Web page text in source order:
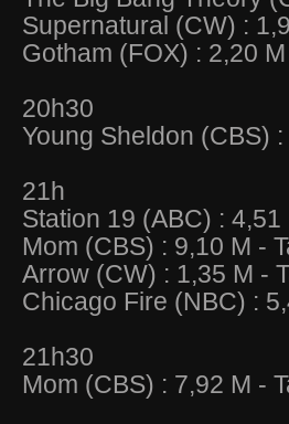
Supernatural (CW) :
Gotham (FOX) : 2,20
20h30
Young Sheldon (CBS)
21h
Station 19 (ABC) : 4,51
Mom (CBS) : 9,10 M -
Arrow (CW) : 1,35 M -
Chicago Fire (NBC) :
21h30
Mom (CBS) : 7,92 M -